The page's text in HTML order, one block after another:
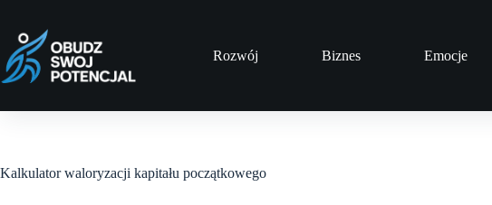
treści
Rozwój
Biznes Emocje
Kalkulator waloryzacji kapitału początkowego